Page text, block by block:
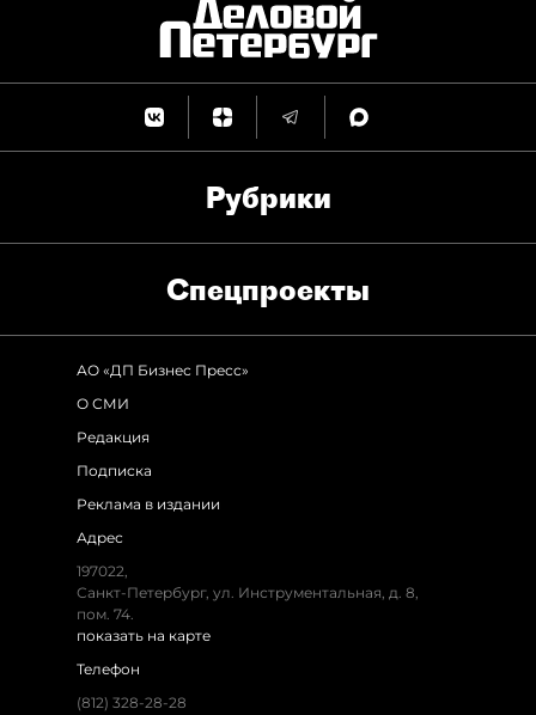
Рубрики
Спец­проекты
АО «ДП Бизнес Пресс»
О СМИ
Редакция
Подписка
Реклама в издании
Адрес
197022,
Санкт-Петербург, ул. Инструментальная, д. 8,
пом. 74.
показать на карте
Телефон
(812) 328-28-28